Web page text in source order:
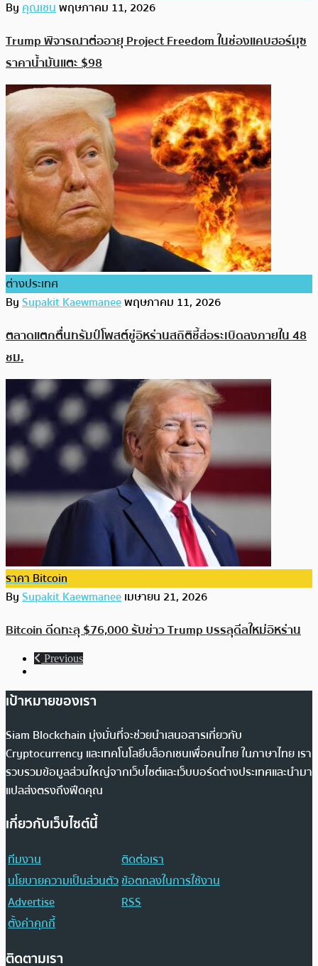
Byคุณเชนพฤษภาคม 11, 2026
Trump พิจารณาต่ออายุ Project Freedom ในช่องแคบฮอร์มุซ
ราคาน้ำมันแตะ $98
ต่างประเทศ
BySupakit Kaewmaneeพฤษภาคม 11, 2026
ตลาดแตกตื่นทรัมป์โพสต์ขู่อิหร่านสถิติชี้ส่อระเบิดลงภายใน 48
ชม.
ราคา Bitcoin
BySupakit Kaewmaneeเมษายน 21, 2026
Bitcoin ดีดทะลุ $76,000 รับข่าว Trump บรรลุดีลใหม่อิหร่าน
Previous
เป้าหมายของเรา
Siam Blockchain มุ่งมั่นที่จะช่วยนำเสนอสารเกี่ยวกับ
Cryptocurrency และเทคโนโลยีบล็อกเชนเพื่อคนไทย ในภาษาไทย เรา
รวบรวมข้อมูลส่วนใหญ่จากเว็บไซต์และเว็บบอร์ดต่างประเทศและนำมา
แปลส่งตรงถึงฟีดคุณ
เกี่ยวกับเว็บไซต์นี้
ทีมงาน
ติดต่อเรา
นโยบายความเป็นส่วนตัวข้อตกลงในการใช้งาน
Advertise
RSS
ตั้งค่าคุกกี้
ติดตามเรา